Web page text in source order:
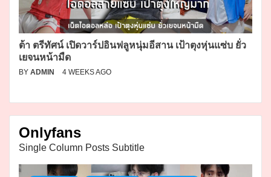
ต้า ตรีทัศน์ เปิดวาร์ปอินฟลูหนุ่มอีสาน เป้าตุงหุ่นแซ่บ ยั่ว
เยจนหน้ามืด
BY ADMIN 4 WEEKS AGO
Onlyfans
Single Column Posts Subtitle